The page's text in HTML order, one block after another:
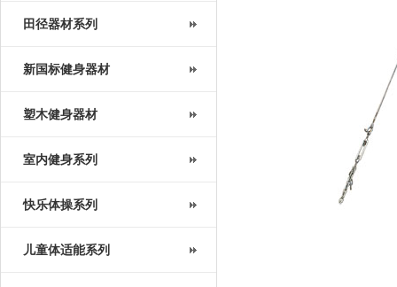
田径器材系列
新国标健身器材
塑木健身器材
室内健身系列
快乐体操系列
儿童体适能系列